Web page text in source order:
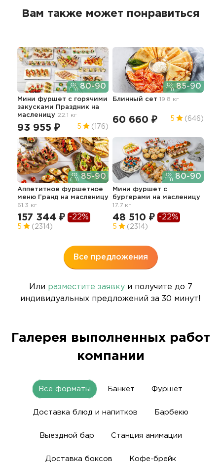
Вам также может понравиться
80-90
Мини фуршет c горячими
закусками Праздник на
масленицу 22.1 кг
93 955 ₽ 5 (176)
85-90
Блинный сет 19.8 кг
60 660 ₽ 5 (646)
85-90
Аппетитное фуршетное
меню Гранд на масленицу
61.3 кг
157 344 ₽ -22%
5 (2314)
80-90
Мини фуршет с
бургерами на масленицу
17.7 кг
48 510 ₽ -22%
5 (2314)
Все предложения
Или разместите заявкуи получите до 7
индивидуальных предложений за 30 минут!
Галерея выполненных работ
компании
Все форматы Банкет Фуршет
Доставка блюд и напитков Барбекю
Выездной бар Станция анимации
Доставка боксов Кофе-брейк